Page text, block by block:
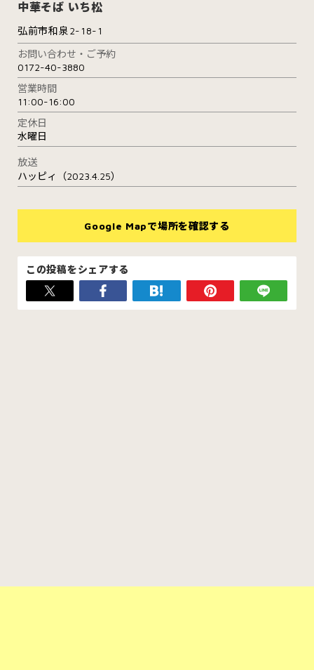
中華そば いち松
弘前市和泉2-18-1
お問い合わせ・ご予約
0172-40-3880
営業時間
11:00-16:00
定休日
水曜日
放送
ハッピィ（2023.4.25）
Google Mapで場所を確認する
この投稿をシェアする